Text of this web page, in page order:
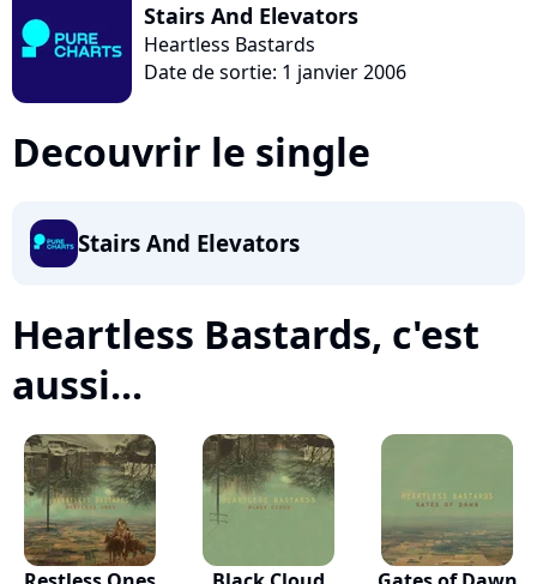
Stairs And Elevators
Heartless Bastards
Date de sortie: 1 janvier 2006
Decouvrir le single
Stairs And Elevators
Heartless Bastards, c'est
aussi...